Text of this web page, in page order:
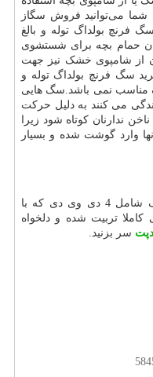
شما می‌توانید فروش سگاز
فرنچ بولداگ توله و بالغ
حمام بچه برای شستشوی
از شامپوی خشک نیز جهت
سگ فرنچ بولداگ توله و
مناسب نمی باشد.سگ هایی
می کنند به دلیل حرکت
ندارنان کوتاه شود زیرا
وارد گوشت شده و بسیار
پکیج کامل تربیت و آموزش کامل سگ شامل 4 دی وی دی که با
کاملا تربیت شده و دلخواه
سر بزنید.